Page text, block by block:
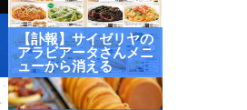
【訃報】サイゼリヤの
アラビアータさんメニ
ューから消える